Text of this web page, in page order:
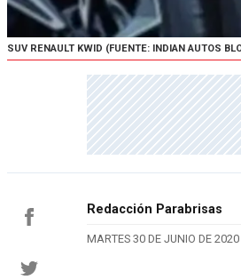
SUV RENAULT KWID (FUENTE: INDIAN AUTOS
Redacción Parabrisas
MARTES 30 DE JUNIO DE 2020